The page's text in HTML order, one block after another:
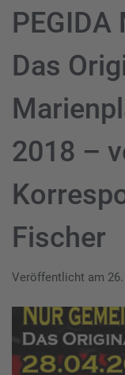
Das
2018 –
Fischer
Veröffentlicht am